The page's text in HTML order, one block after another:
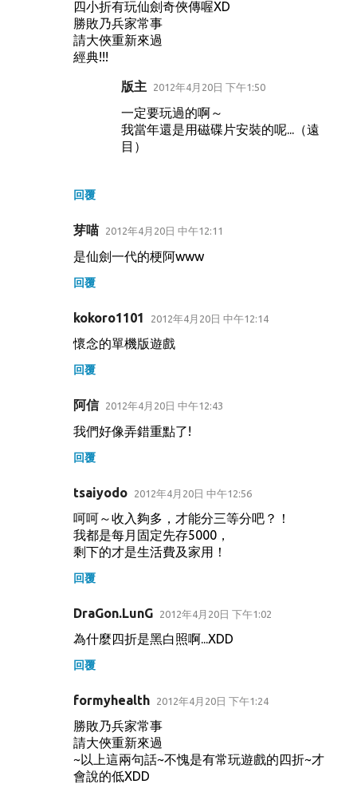
四小折有玩仙劍奇俠傳喔XD
勝敗乃兵家常事
請大俠重新來過
經典!!!
回覆
版主 2012年4月20日 下午1:50
一定要玩過的啊～
我當年還是用磁碟片安裝的呢...（遠
目）
芽喵 2012年4月20日 中午12:11
是仙劍一代的梗阿www
回覆
kokoro1101 2012年4月20日 中午12:14
懷念的單機版遊戲
回覆
阿信 2012年4月20日 中午12:43
我們好像弄錯重點了!
回覆
tsaiyodo 2012年4月20日 中午12:56
呵呵～收入夠多，才能分三等分吧？！
我都是每月固定先存5000，
剩下的才是生活費及家用！
回覆
DraGon.LunG 2012年4月20日 下午1:02
為什麼四折是黑白照啊...XDD
回覆
formyhealth 2012年4月20日 下午1:24
勝敗乃兵家常事
請大俠重新來過
~以上這兩句話~不愧是有常玩遊戲的四折~才
會說的低XDD